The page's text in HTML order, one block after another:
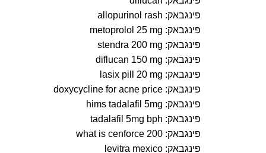
פינגבאק: allopurinol rash
פינגבאק: metoprolol 25 mg
פינגבאק: stendra 200 mg
פינגבאק: diflucan 150 mg
פינגבאק: lasix pill 20 mg
פינגבאק: doxycycline for acne price
פינגבאק: hims tadalafil 5mg
פינגבאק: tadalafil 5mg bph
פינגבאק: what is cenforce 200
פינגבאק: levitra mexico